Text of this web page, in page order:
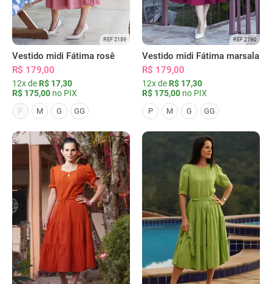
REF 2189
Vestido midi Fátima rosê
R$ 179,00
12x de R$ 17,30
R$ 175,00 no PIX
P
M G GG
REF 2190
Vestido midi Fátima marsala
R$ 179,00
12x de R$ 17,30
R$ 175,00 no PIX
P M G GG